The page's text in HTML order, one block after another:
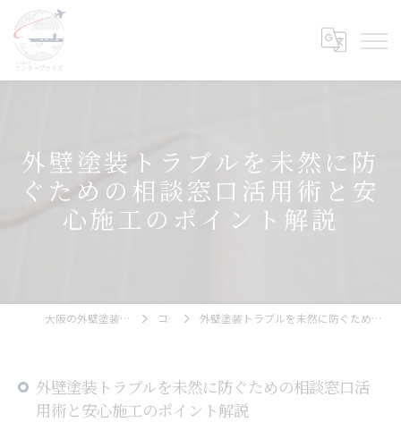
外壁塗装トラブルを未然に防
ぐための相談窓口活用術と安
心施工のポイント解説
大阪の外壁塗装ならエンタープライズ コラム 外壁塗装トラブルを未然に防ぐための相談窓口活用術と安心施工のポイント解説
外壁塗装トラブルを未然に防ぐための相談窓口活
用術と安心施工のポイント解説